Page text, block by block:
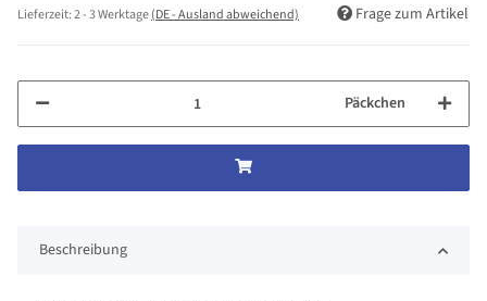
Lieferzeit:2 - 3 Werktage(DE - Ausland abweichend) Frage zum Artikel
Päckchen
Beschreibung